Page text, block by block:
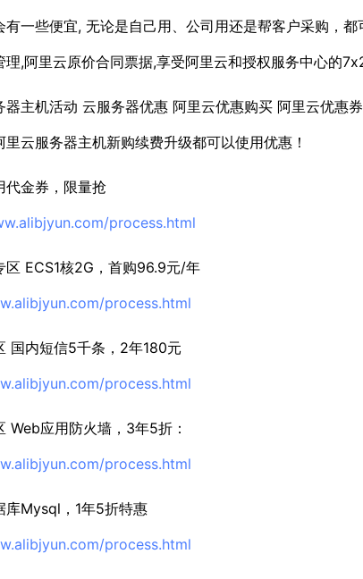
有一些便宜, 无论是自己用、公司用还是帮客户采购，
理,阿里云原价合同票据,享受阿里云和授权服务中心的
器主机活动 云服务器优惠 阿里云优惠购买 阿里云优惠
里云服务器主机新购续费升级都可以使用优惠！
代金券，限量抢
process.html
区 ECS1核2G，首购96.9元/年
process.html
国内短信5千条，2年180元
process.html
Web应用防火墙，3年5折：
process.html
库Mysql，1年5折特惠
process.html